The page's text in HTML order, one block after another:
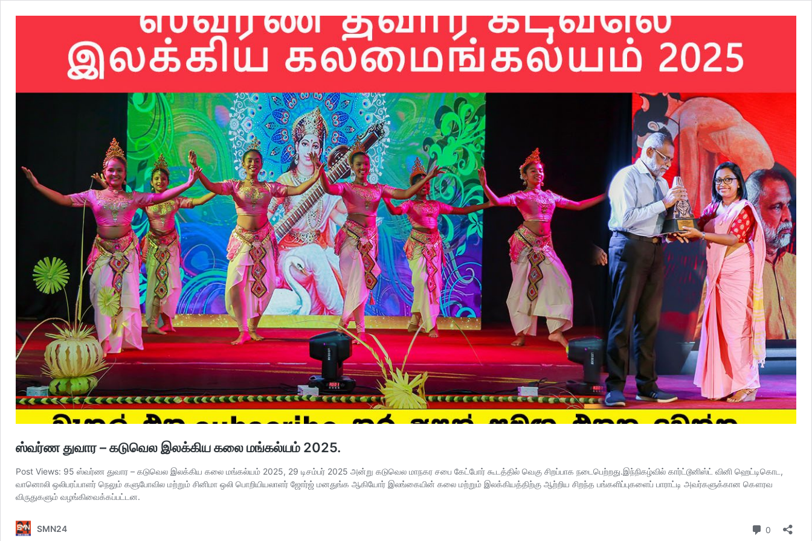
ஸ்வர்ண துவார – கடுவெல இலக்கிய கலை மங்கல்யம் 2025.
Post Views: 95 ஸ்வர்ண துவார – கடுவெல இலக்கிய கலை மங்கல்யம் 2025, 29 டிசம்பர் 2025 அன்று கடுவெல மாநகர சபை கேட்போர் கூடத்தில் வெகு சிறப்பாக நடைபெற்றது.இந்நிகழ்வில் கார்ட்டூனிஸ்ட் வினி ஹெட்டிகொட,
வானொலி ஒலிபரப்பாளர் நெலும் களுபோவில மற்றும் சினிமா ஒலி பொறியியலாளர் ஜோர்ஜ் மனதுங்க ஆகியோர் இலங்கையின் கலை மற்றும் இலக்கியத்திற்கு ஆற்றிய சிறந்த பங்களிப்புகளைப் பாராட்டி அவர்களுக்கான கௌரவ
விருதுகளும் வழங்கிவைக்கப்பட்டன.
SMN24 0 Comments